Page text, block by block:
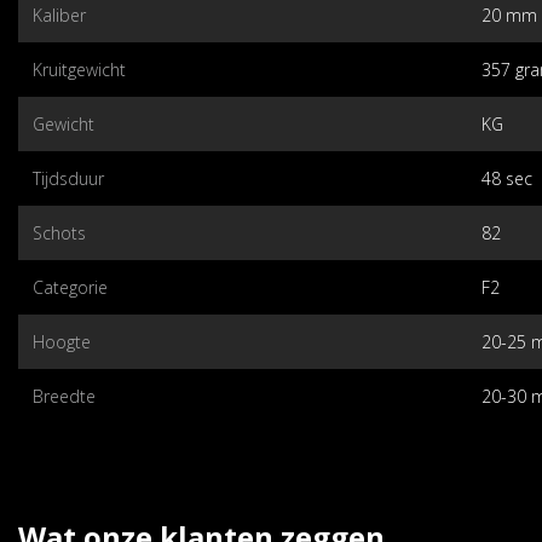
Kaliber 20 mm
Kruitgewicht 357
Gewicht KG
Tijdsduur 48 sec
Schots 82
Categorie F2
Hoogte 20-25
Breedte 20-30